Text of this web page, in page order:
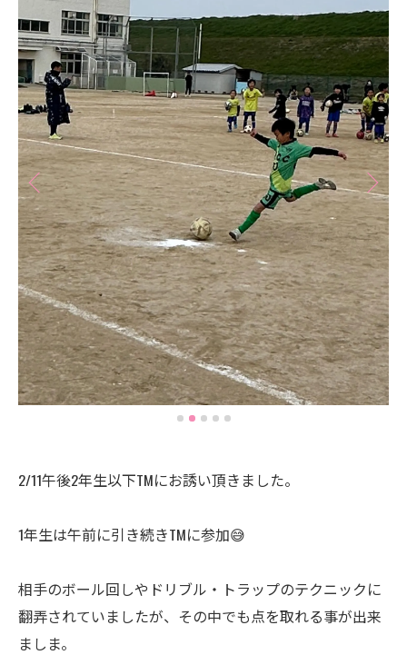
2/11午後2年生以下TMにお誘い頂きました。
1年生は午前に引き続きTMに参加😅
相手のボール回しやドリブル・トラップのテクニックに
翻弄されていましたが、その中でも点を取れる事が出来
ましま。